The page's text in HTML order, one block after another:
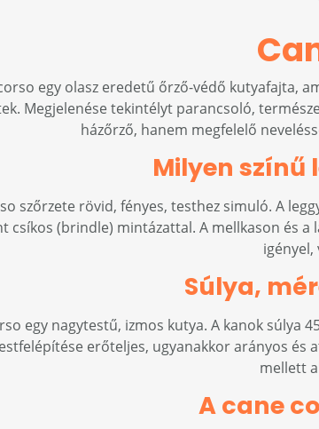
egy olasz eredetű őrző-védő kutyafajta,
Megjelenése tekintélyt parancsoló,
házőrző, hanem megfelelő
Milyen színű
szőrzete rövid, fényes, testhez simuló. A
csíkos (brindle) mintázattal. A mellkason és
igényel,
Súlya,
egy nagytestű, izmos kutya. A kanok súlya
erőteljes, ugyanakkor arányos
mellett
A cane